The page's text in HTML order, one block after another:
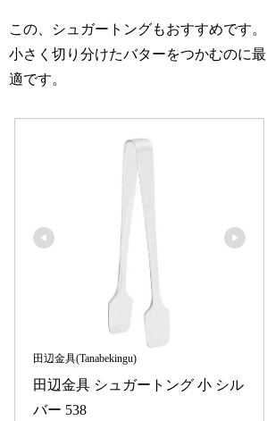
この、シュガートングもおすすめです。
小さく切り分けたバターをつかむのに最
適です。
田辺金具(Tanabekingu)
田辺金具 シュガートング 小 シル
バー 538